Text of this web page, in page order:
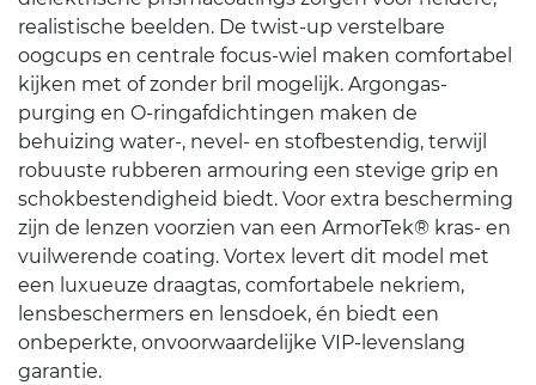
realistische beelden. De twist-up verstelbare
oogcups en centrale focus-wiel maken comfortabel
kijken met of zonder bril mogelijk. Argongas-
purging en O-ringafdichtingen maken de
behuizing water-, nevel- en stofbestendig, terwijl
robuuste rubberen armouring een stevige grip en
schokbestendigheid biedt. Voor extra bescherming
zijn de lenzen voorzien van een ArmorTek® kras- en
vuilwerende coating. Vortex levert dit model met
een luxueuze draagtas, comfortabele nekriem,
lensbeschermers en lensdoek, én biedt een
onbeperkte, onvoorwaardelijke VIP-levenslang
garantie.